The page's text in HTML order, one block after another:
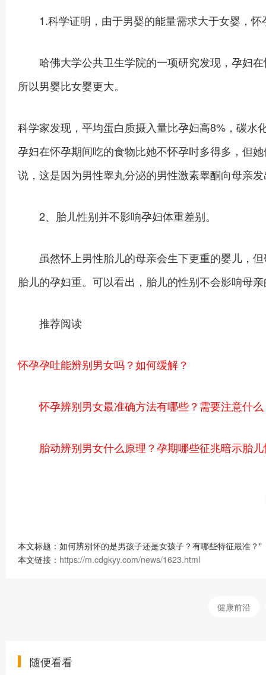
1.科学证明，由于男婴的能量需求大于女婴，怀
哈佛大学公共卫生学院的一项研究发现，孕妇在
所以男婴比女婴更大。
科学家发现，平均蛋白质摄入量比孕妇高8%，碳
孕妇在怀孕期间吃的食物比她不怀孕时多得多，但
说，这是因为男性睾丸分泌的男性激素睾酮向母亲
2、胎儿性别并不影响孕妇体重差别。
虽然怀上男性胎儿的母亲会生下更重的婴儿，但
胎儿的孕妇重。可以看出，胎儿的性别不会影响母
推荐阅读
怀孕孕吐能辨别男女吗？如何缓解？
怀孕辨别男女最准确方法有哪些？需要注意什
胎动辨别男女什么原理？孕期哪些征兆暗示胎
本文标题：如何辨别怀的是男孩子还是女孩子？有哪些特征最准？"
本文链接： https://m.cdgkyy.com/news/1623.html
健康前沿
随便看看